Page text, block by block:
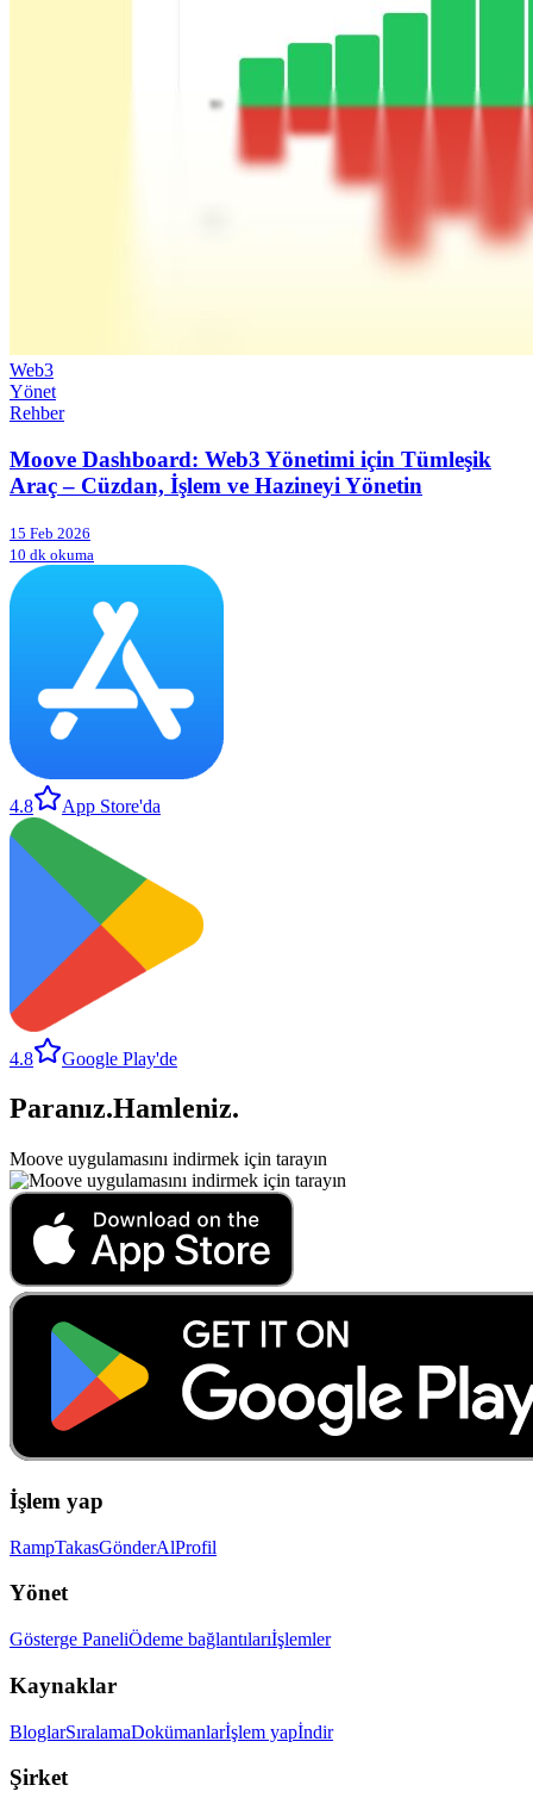
Web3
Yönet
Rehber
Moove Dashboard: Web3 Yönetimi için Tümleşik
Araç – Cüzdan, İşlem ve Hazineyi Yönetin
15 Feb 2026
10 dk okuma
4.8 App Store'da
4.8 Google Play'de
Paranız.Hamleniz.
Moove uygulamasını indirmek için tarayın
İşlem yap
RampTakasGönderAlProfil
Yönet
Gösterge PaneliÖdeme bağlantılarıİşlemler
Kaynaklar
BloglarSıralamaDokümanlarİşlem yapİndir
Şirket